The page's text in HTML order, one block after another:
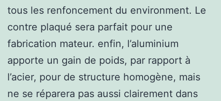
tous les renfoncement du environment. Le
contre plaqué sera parfait pour une
fabrication mateur. enfin, l’aluminium
apporte un gain de poids, par rapport à
l’acier, pour de structure homogène, mais
ne se réparera pas aussi clairement dans